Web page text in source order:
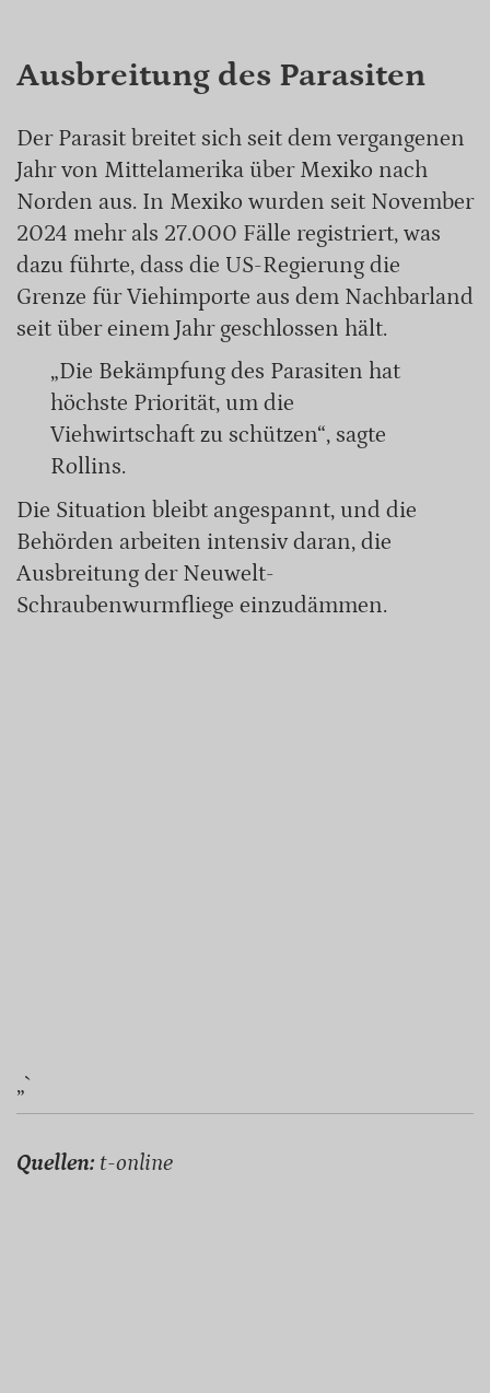
Ausbreitung des Parasiten
Der Parasit breitet sich seit dem vergangenen
Jahr von Mittelamerika über Mexiko nach
Norden aus. In Mexiko wurden seit November
2024 mehr als 27.000 Fälle registriert, was
dazu führte, dass die US-Regierung die
Grenze für Viehimporte aus dem Nachbarland
seit über einem Jahr geschlossen hält.
„Die Bekämpfung des Parasiten hat
höchste Priorität, um die
Viehwirtschaft zu schützen“, sagte
Rollins.
Die Situation bleibt angespannt, und die
Behörden arbeiten intensiv daran, die
Ausbreitung der Neuwelt-
Schraubenwurmfliege einzudämmen.
„`
Quellen: t-online